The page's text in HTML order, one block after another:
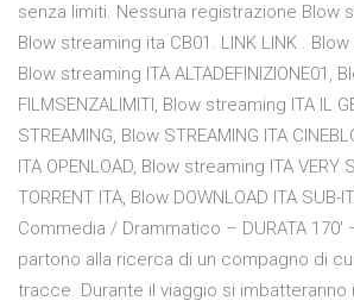
senza limiti. Nessuna registrazione Blow
Blow streaming ita CB01. LINK LINK .
Blow streaming ITA ALTADEFINIZIONE01,
FILMSENZALIMITI, Blow streaming ITA IL
STREAMING, Blow STREAMING ITA
ITA OPENLOAD, Blow streaming ITA VERY
TORRENT ITA, Blow DOWNLOAD ITA SUB-
Commedia / Drammatico – DURATA 170′
partono alla ricerca di un compagno di
tracce. Durante il viaggio si imbatteranno